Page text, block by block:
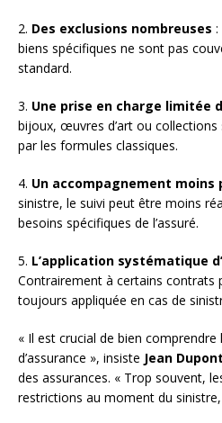
2. Des exclusions nombreuses :
biens spécifiques ne sont pas
standard.
3. Une prise en charge limitée
bijoux, œuvres d’art ou
par les formules classiques.
4. Un accompagnement moins
sinistre, le suivi peut être moins
besoins spécifiques de l’assuré.
5. L’application systématique
Contrairement à certains contrats
toujours appliquée en cas de
« Il est crucial de bien
d’assurance », insiste Jean Dupont
des assurances. « Trop souvent,
restrictions au moment du